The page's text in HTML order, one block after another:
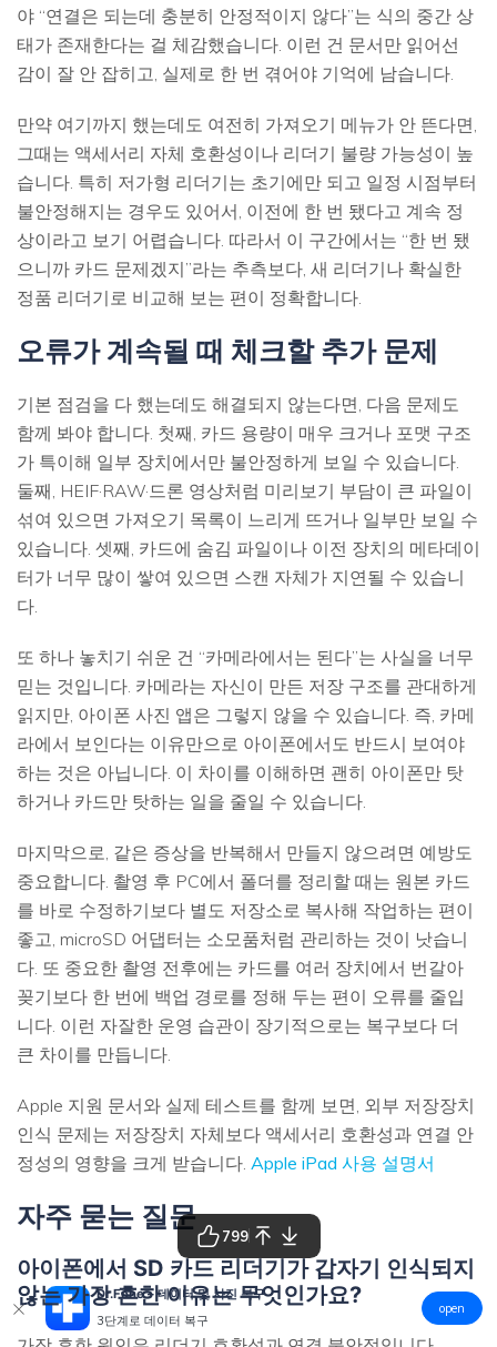
야 “연결은 되는데 충분히 안정적이지 않다”는 식의 중간 상
태가 존재한다는 걸 체감했습니다. 이런 건 문서만 읽어선
감이 잘 안 잡히고, 실제로 한 번 겪어야 기억에 남습니다.
만약 여기까지 했는데도 여전히 가져오기 메뉴가 안 뜬다면,
그때는 액세서리 자체 호환성이나 리더기 불량 가능성이 높
습니다. 특히 저가형 리더기는 초기에만 되고 일정 시점부터
불안정해지는 경우도 있어서, 이전에 한 번 됐다고 계속 정
상이라고 보기 어렵습니다. 따라서 이 구간에서는 “한 번 됐
으니까 카드 문제겠지”라는 추측보다, 새 리더기나 확실한
정품 리더기로 비교해 보는 편이 정확합니다.
오류가 계속될 때 체크할 추가 문제
기본 점검을 다 했는데도 해결되지 않는다면, 다음 문제도
함께 봐야 합니다. 첫째, 카드 용량이 매우 크거나 포맷 구조
가 특이해 일부 장치에서만 불안정하게 보일 수 있습니다.
둘째, HEIF·RAW·드론 영상처럼 미리보기 부담이 큰 파일이
섞여 있으면 가져오기 목록이 느리게 뜨거나 일부만 보일 수
있습니다. 셋째, 카드에 숨김 파일이나 이전 장치의 메타데이
터가 너무 많이 쌓여 있으면 스캔 자체가 지연될 수 있습니
다.
또 하나 놓치기 쉬운 건 “카메라에서는 된다”는 사실을 너무
믿는 것입니다. 카메라는 자신이 만든 저장 구조를 관대하게
읽지만, 아이폰 사진 앱은 그렇지 않을 수 있습니다. 즉, 카메
라에서 보인다는 이유만으로 아이폰에서도 반드시 보여야
하는 것은 아닙니다. 이 차이를 이해하면 괜히 아이폰만 탓
하거나 카드만 탓하는 일을 줄일 수 있습니다.
마지막으로, 같은 증상을 반복해서 만들지 않으려면 예방도
중요합니다. 촬영 후 PC에서 폴더를 정리할 때는 원본 카드
를 바로 수정하기보다 별도 저장소로 복사해 작업하는 편이
좋고, microSD 어댑터는 소모품처럼 관리하는 것이 낫습니
다. 또 중요한 촬영 전후에는 카드를 여러 장치에서 번갈아
꽂기보다 한 번에 백업 경로를 정해 두는 편이 오류를 줄입
니다. 이런 자잘한 운영 습관이 장기적으로는 복구보다 더
큰 차이를 만듭니다.
Apple 지원 문서와 실제 테스트를 함께 보면, 외부 저장장치
인식 문제는 저장장치 자체보다 액세서리 호환성과 연결 안
정성의 영향을 크게 받습니다. Apple iPad 사용 설명서
자주 묻는 질문
아이폰에서 SD 카드 리더기가 갑자기 인식되지
않는 가장 흔한 이유는 무엇인가요?
799
Dr.Fone – 데이터 및 사진 복구
3단계로 데이터 복구
open